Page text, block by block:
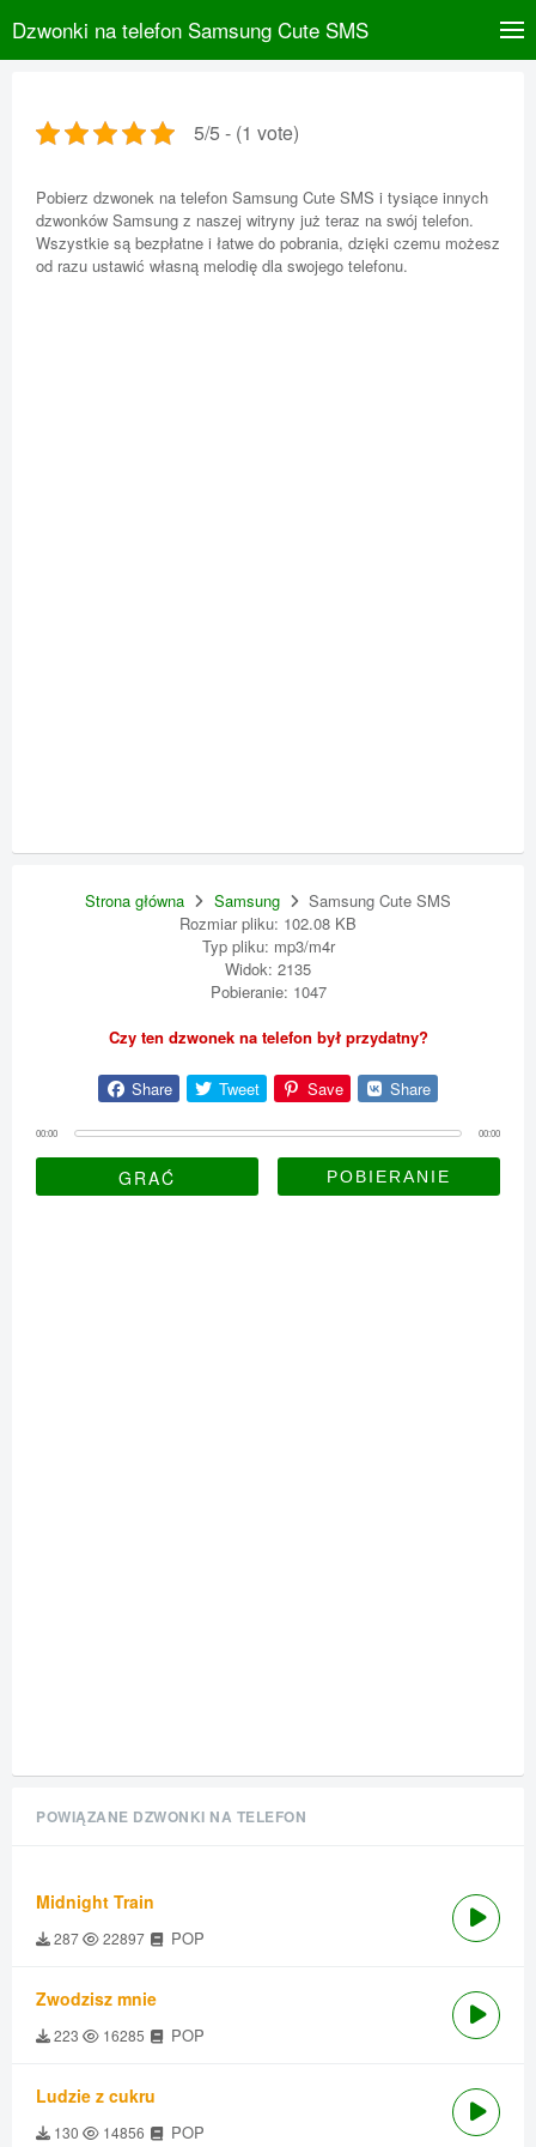
Dzwonki na telefon Samsung Cute SMS
5/5 - (1 vote)
Pobierz dzwonek na telefon Samsung Cute SMS i tysiące innych
dzwonków Samsung z naszej witryny już teraz na swój telefon.
Wszystkie są bezpłatne i łatwe do pobrania, dzięki czemu możesz
od razu ustawić własną melodię dla swojego telefonu.
Strona główna Samsung
Samsung Cute SMS
Rozmiar pliku: 102.08 KB
Typ pliku: mp3/m4r
Widok: 2135
Pobieranie: 1047
Czy ten dzwonek na telefon był przydatny?
Share Tweet Save Share
00:00 00:00
GRAĆ
POWIĄZANE DZWONKI NA TELEFON
Midnight Train
287 22897 POP
Zwodzisz mnie
223 16285 POP
Ludzie z cukru
130 14856 POP